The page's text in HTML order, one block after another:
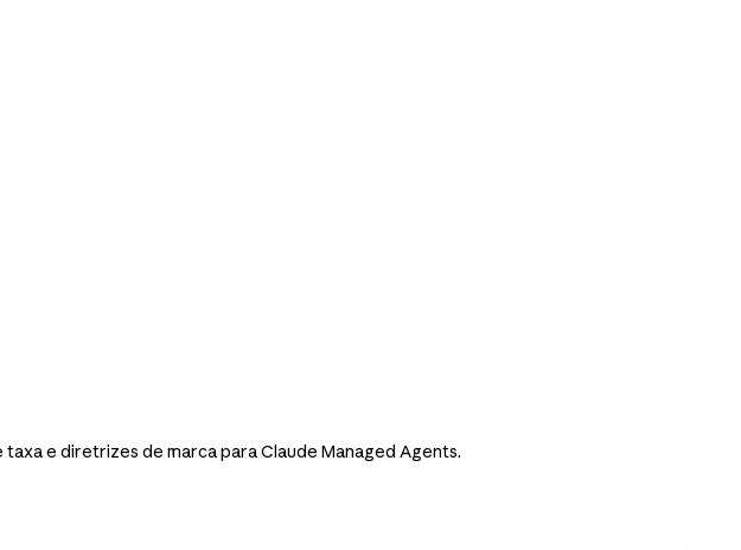
e diretrizes de marca para Claude Managed Agents.